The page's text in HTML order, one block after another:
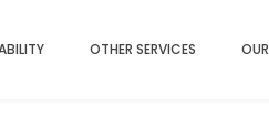
OTHER SERVICES